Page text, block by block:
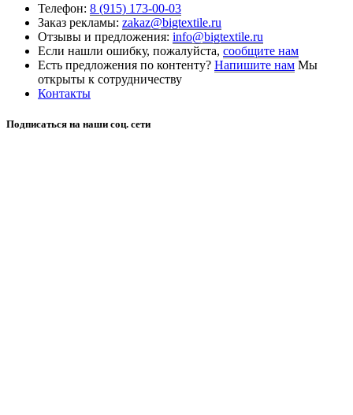
Телефон: 8 (915) 173-00-03
Заказ рекламы: zakaz@bigtextile.ru
Отзывы и предложения: info@bigtextile.ru
Если нашли ошибку, пожалуйста, сообщите нам
Есть предложения по контенту? Напишите нам Мы
открыты к сотрудничеству
Контакты
Подписаться на наши соц. сети